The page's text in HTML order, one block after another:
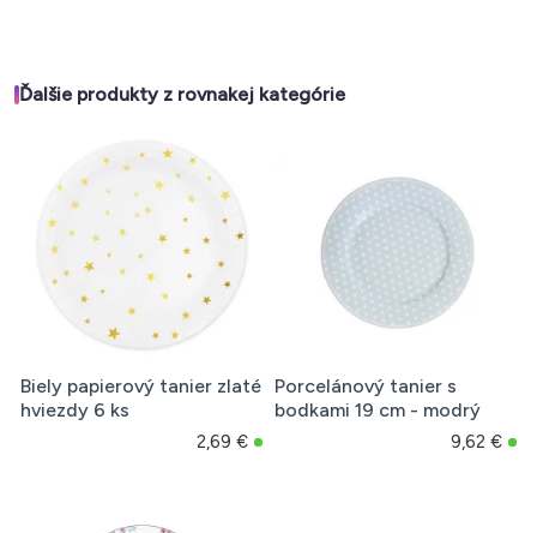
Ďalšie produkty z rovnakej kategórie
Biely papierový tanier zlaté
hviezdy 6 ks
2,69 €
Porcelánový tanier s
bodkami 19 cm - modrý
9,62 €